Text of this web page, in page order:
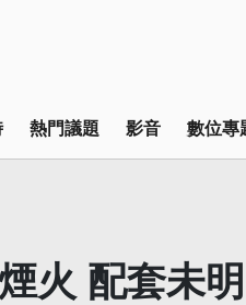
熱門議題 影音 數位專
火 配套未